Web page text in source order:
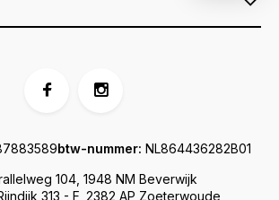
104, 1948 NM Beverwijk
313 - F, 2382 AP Zoeterwoude
btw-nummer: NL864436282B01
geen